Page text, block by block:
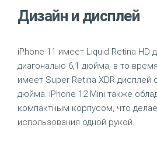
Дизайн и дисплей
iPhone 11 имеет Liquid Retina HD
диагональю 6,1 дюйма, в то
имеет Super Retina XDR дисплей
дюйма. iPhone 12 Mini также
компактным корпусом, что
использования одной рукой.